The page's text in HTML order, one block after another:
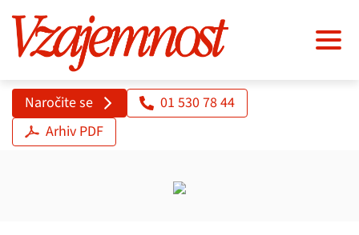
Naročite se
01 530 78 44
Arhiv PDF